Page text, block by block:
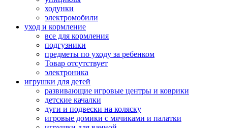
ходунки
электромобили
уход и кормление
все для кормления
подгузники
предметы по уходу за ребенком
Товар отсутствует
электроника
игрушки для детей
развивающие игровые центры и коврики
детские качалки
дуги и подвески на коляску
игровые домики с мячиками и палатки